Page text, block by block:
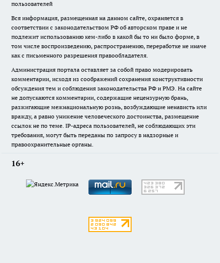
пользователей
Вся информация, размещенная на данном сайте, охраняется в
соответствии с законодательством РФ об авторском праве и не
подлежит использованию кем-либо в какой бы то ни было форме, в
том числе воспроизведению, распространению, переработке не иначе
как с письменного разрешения правообладателя.
Администрация портала оставляет за собой право модерировать
комментарии, исходя из соображений сохранения конструктивности
обсуждения тем и соблюдения законодательства РФ и РМЭ. На сайте
не допускаются комментарии, содержащие нецензурную брань,
разжигающие межнациональную рознь, возбуждающие ненависть или
вражду, а равно унижение человеческого достоинства, размещение
ссылок не по теме. IP-адреса пользователей, не соблюдающих эти
требования, могут быть переданы по запросу в надзорные и
правоохранительные органы.
16+